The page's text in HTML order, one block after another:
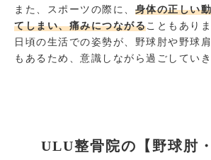
また、スポーツの際に、 身体の正しい
てしまい、痛みにつながることもありま
日頃の生活での姿勢が、野球肘や野球
もあるため、意識しながら過ごしていき
ULU整骨院の【野球肘